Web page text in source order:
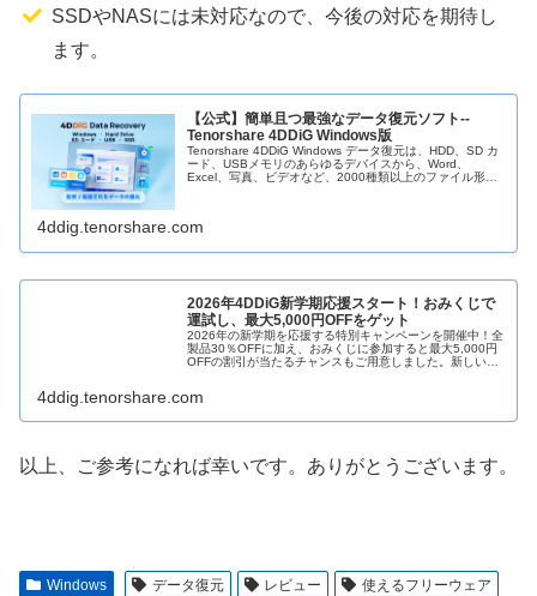
SSDやNASには未対応なので、今後の対応を期待し
ます。
【公式】簡単且つ最強なデータ復元ソフト--
Tenorshare 4DDiG Windows版
Tenorshare 4DDiG Windows データ復元は、HDD、SD カ
ード、USBメモリのあらゆるデバイスから、Word、
Excel、写真、ビデオなど、2000種類以上のファイル形式
4ddig.tenorshare.com
2026年4DDiG新学期応援スタート！おみくじで
運試し、最大5,000円OFFをゲット
2026年の新学期を応援する特別キャンペーンを開催中！全
製品30％OFFに加え、おみくじに参加すると最大5,000円
OFFの割引が当たるチャンスもご用意しました。新しいス
4ddig.tenorshare.com
以上、ご参考になれば幸いです。ありがとうございます。
Windows データ復元 レビュー 使えるフリーウェア